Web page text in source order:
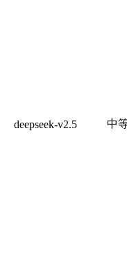
deepseek-v2.5 中